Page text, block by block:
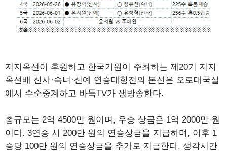
지지옥션이 후원하고 한국기원이 주최하는 제20기 지지
옥션배 신사·숙녀·신예 연승대항전의 본선은 오로대국실
에서 수순중계하고 바둑TV가 생방송한다.
총규모는 2억 4500만 원이며, 우승 상금은 1억 2000만 원
이다. 3연승 시 200만 원의 연승상금을 지급하며, 이후 1
승당 100만 원의 연승상금을 추가로 지급한다. 생각시간